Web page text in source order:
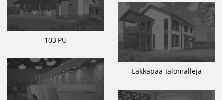
103 PU
Lakkapää-talomalleja